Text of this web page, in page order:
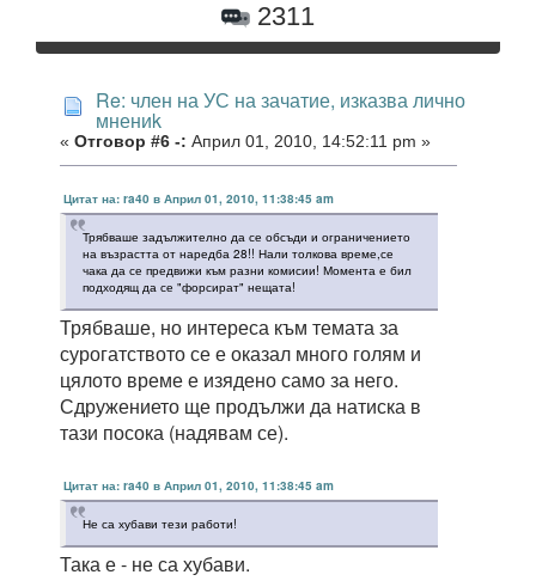
2311
Re: член на УС на зачатие, изказва лично
мнениk
« Отговор #6 -: Април 01, 2010, 14:52:11 pm »
Цитат на: ra40 в Април 01, 2010, 11:38:45 am
Трябваше задължително да се обсъди и ограничението
на възрастта от наредба 28!! Нали толкова време,се
чака да се предвижи към разни комисии! Момента е бил
подходящ да се "форсират" нещата!
Трябваше, но интереса към темата за
сурогатството се е оказал много голям и
цялото време е изядено само за него.
Сдружението ще продължи да натиска в
тази посока (надявам се).
Цитат на: ra40 в Април 01, 2010, 11:38:45 am
Не са хубави тези работи!
Така е - не са хубави.